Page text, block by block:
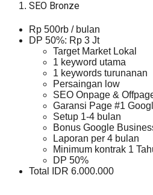
SEO Bronze
Rp 500rb / bulan
DP 50%: Rp 3 Jt
Target Market Lokal
1 keyword utama
1 keywords turunanan
Persaingan low
SEO Onpage &
Garansi Page #1
Setup 1-4 bulan
Bonus Google
Laporan per 4 bulan
Minimum kontrak 1
DP 50%
Total IDR 6.000.000